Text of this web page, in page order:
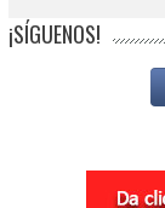
¡SÍGUENOS!